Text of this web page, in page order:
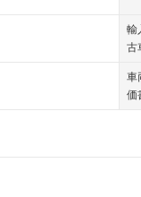
輸
古
車
価